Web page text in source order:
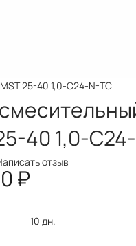
MST 25-40 1,0-C24-N-TC
40 1,0-
отзыв
₽
10 дн.